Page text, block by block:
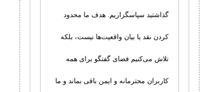
گذاشتید سپاسگزاریم. هدف ما محدود
کردن نقد یا بیان واقعیت‌ها نیست، بلکه
تلاش می‌کنیم فضای گفتگو برای همه
کاربران محترمانه و ایمن باقی بماند و ما